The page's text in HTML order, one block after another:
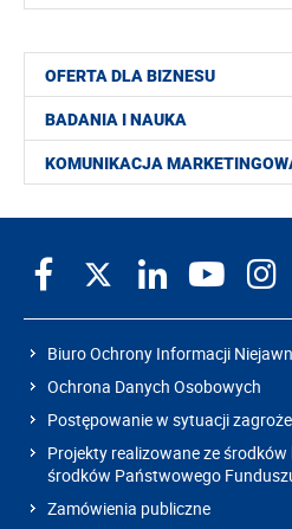
OFERTA DLA BIZNESU
BADANIA I NAUKA
KOMUNIKACJA
Biuro Ochrony Informacji
Ochrona Danych Osobowych
Postępowanie w sytuacji
Projekty realizowane ze
środków Państwowego
Zamówienia publiczne